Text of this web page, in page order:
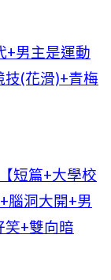
+男主是運動
技(花滑)+青梅
短篇+大學校
腦洞大開+男
笑+雙向暗